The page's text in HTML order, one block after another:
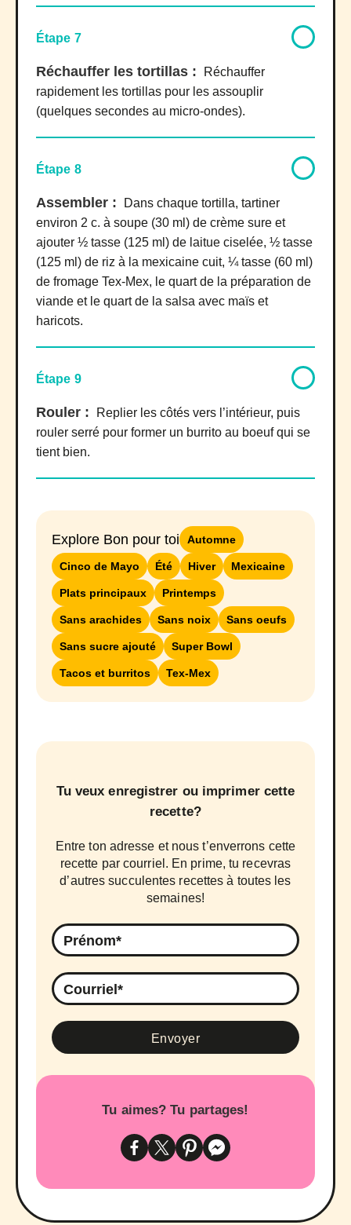
Étape 7
Réchauffer les tortillas :
Réchauffer
rapidement les tortillas pour les assouplir
(quelques secondes au micro-ondes).
Étape 8
Assembler :
Dans chaque tortilla, tartiner
environ 2 c. à soupe (30 ml) de crème sure et
ajouter ½ tasse (125 ml) de laitue ciselée, ½ tasse
(125 ml) de riz à la mexicaine cuit, ¼ tasse (60 ml)
de fromage Tex-Mex, le quart de la préparation de
viande et le quart de la salsa avec maïs et
haricots.
Étape 9
Rouler :
Replier les côtés vers l’intérieur, puis
rouler serré pour former un burrito au boeuf qui se
tient bien.
Explore Bon pour toi Automne
Cinco de Mayo Été Hiver Mexicaine
Plats principaux Printemps
Sans arachides Sans noix Sans oeufs
Sans sucre ajouté Super Bowl
Tacos et burritos Tex-Mex
Tu veux enregistrer ou imprimer cette
recette?
Entre ton adresse et nous t’enverrons cette
recette par courriel. En prime, tu recevras
d’autres succulentes recettes à toutes les
semaines!
Tu aimes? Tu partages!